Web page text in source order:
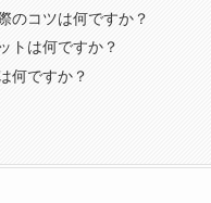
のコツは何ですか？
トは何ですか？
何ですか？